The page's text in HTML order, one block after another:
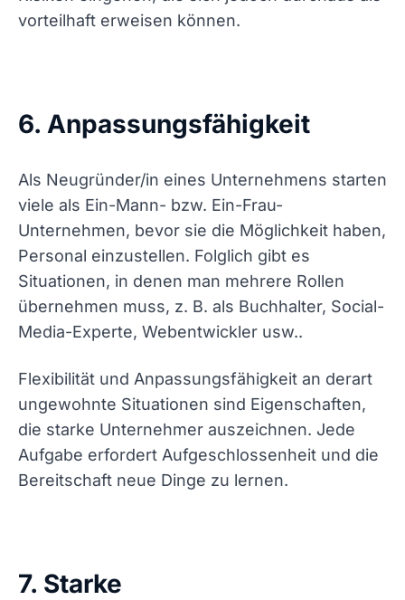
vorteilhaft erweisen können.
6. Anpassungsfähigkeit
Als Neugründer/in eines Unternehmens starten
viele als Ein-Mann- bzw. Ein-Frau-
Unternehmen, bevor sie die Möglichkeit haben,
Personal einzustellen. Folglich gibt es
Situationen, in denen man mehrere Rollen
übernehmen muss, z. B. als Buchhalter, Social-
Media-Experte, Webentwickler usw..
Flexibilität und Anpassungsfähigkeit an derart
ungewohnte Situationen sind Eigenschaften,
die starke Unternehmer auszeichnen. Jede
Aufgabe erfordert Aufgeschlossenheit und die
Bereitschaft neue Dinge zu lernen.
7. Starke